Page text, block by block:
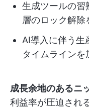
生成ツールの習
層のロック解除
AI導入に伴う生
タイムラインを
成長余地のあるニ
利益率が圧迫され